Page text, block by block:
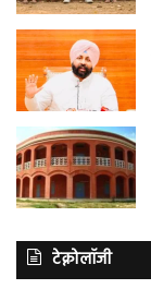
टेक्नोलॉजी